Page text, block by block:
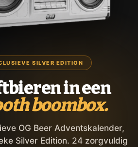
SILVER EDITION
in een
boombox.
OG Beer Adventskalender,
Silver Edition. 24 zorgvuldig